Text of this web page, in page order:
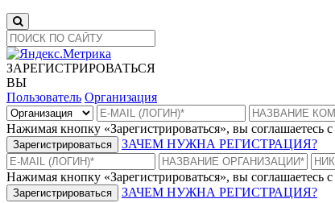
ЗАРЕГИСТРИРОВАТЬСЯ
ВЫ
Пользователь Организация
Нажимая кнопку «Зарегистрироваться», вы соглашаетесь с
Зарегистрироваться ЗАЧЕМ НУЖНА РЕГИСТРАЦИЯ?
Нажимая кнопку «Зарегистрироваться», вы соглашаетесь с
Зарегистрироваться
ЗАЧЕМ НУЖНА РЕГИСТРАЦИЯ?